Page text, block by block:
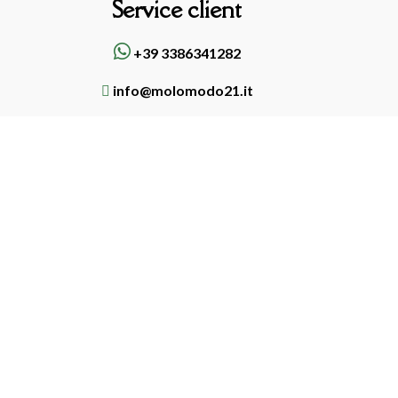
Service client
+39 3386341282
info@molomodo21.it